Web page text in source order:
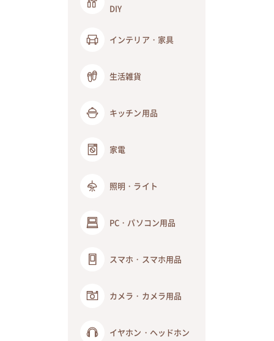
DIY
インテリア・家具
生活雑貨
キッチン用品
家電
照明・ライト
PC・パソコン用品
スマホ・スマホ用品
カメラ・カメラ用品
イヤホン・ヘッドホン